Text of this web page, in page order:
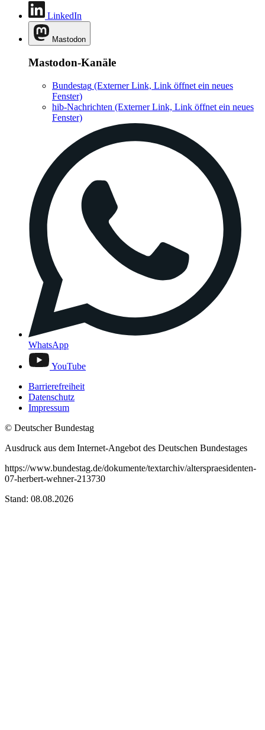
LinkedIn
Mastodon
Mastodon-Kanäle
Bundestag (Externer Link, Link öffnet ein neues
Fenster)
hib-Nachrichten (Externer Link, Link öffnet ein neues
Fenster)
WhatsApp
YouTube
Barrierefreiheit
Datenschutz
Impressum
© Deutscher Bundestag
Ausdruck aus dem Internet-Angebot des Deutschen Bundestages
https://www.bundestag.de/dokumente/textarchiv/alterspraesidenten-
07-herbert-wehner-213730
Stand: 08.08.2026